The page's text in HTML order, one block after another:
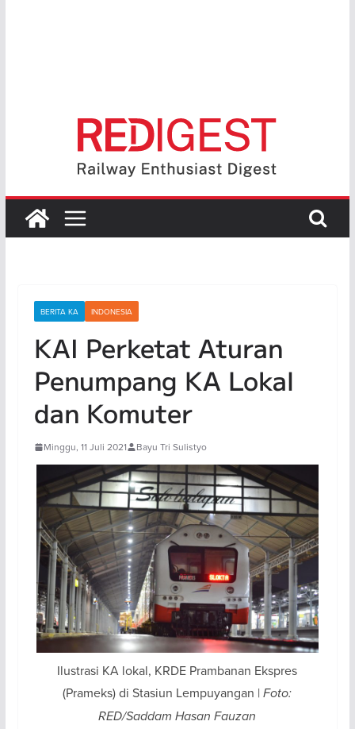
BERITA KA INDONESIA
KAI Perketat Aturan
Penumpang KA Lokal
dan Komuter
Minggu, 11 Juli 2021 Bayu Tri Sulistyo
Ilustrasi KA lokal, KRDE Prambanan Ekspres
(Prameks) di Stasiun Lempuyangan |Foto:
RED/Saddam Hasan Fauzan